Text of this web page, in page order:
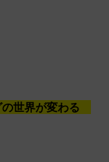
の世界が変わる